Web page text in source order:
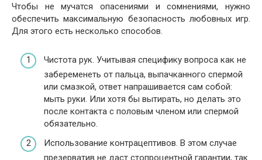
Чтобы не мучатся опасениями и сомнениями, нужно
обеспечить максимальную безопасность любовных игр.
Для этого есть несколько способов.
Чистота рук. Учитывая специфику вопроса как не
забеременеть от пальца, выпачканного спермой
или смазкой, ответ напрашивается сам собой:
мыть руки. Или хотя бы вытирать, но делать это
после контакта с половым членом или спермой
обязательно.
Использование контрацептивов. В этом случае
презерватив не даст стопроцентной гарантии, так